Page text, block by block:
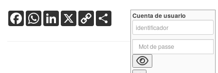
FacebookWhatsApp
LinkedIn
X Copy
Link
Cuenta de usuario